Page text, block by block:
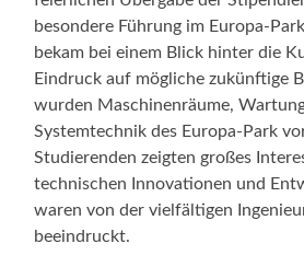
besondere Führung im Europa-
bekam bei einem Blick hinter die
Eindruck auf mögliche zukünftige
wurden Maschinenräume,
Systemtechnik des Europa-Park
Studierenden zeigten großes
technischen Innovationen und
waren von der vielfältigen
beeindruckt.